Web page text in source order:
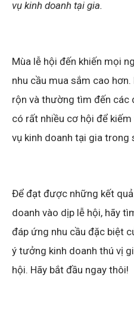
vụ kinh doanh tại gia.
Mùa lễ hội đến khiến mọi
nhu cầu mua sắm cao
rộn và thường tìm đến các
có rất nhiều cơ hội để
vụ kinh doanh tại gia trong
Để đạt được những kết
doanh vào dịp lễ hội, hãy
đáp ứng nhu cầu đặc biệt
ý tưởng kinh doanh thú vị
hội. Hãy bắt đầu ngay thôi!